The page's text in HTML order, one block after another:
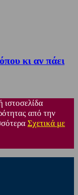
κι αν πάει
από την
Σχετικά με